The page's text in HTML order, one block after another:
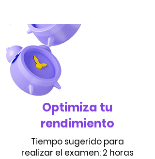
Optimiza tu
rendimiento
Tiempo sugerido para
realizar el examen: 2 horas